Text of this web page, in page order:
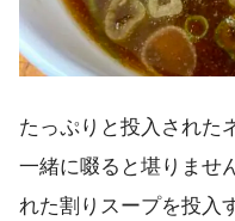
たっぷりと投入された
一緒に啜ると堪りませ
れた割りスープを投入